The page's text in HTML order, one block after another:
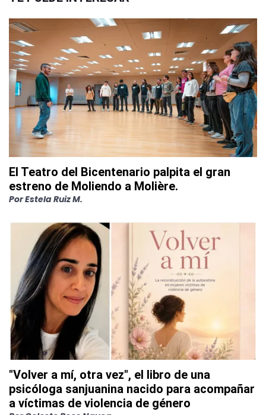
El Teatro del Bicentenario palpita el gran
estreno de Moliendo a Molière.
PorEstela Ruiz M.
"Volver a mí, otra vez", el libro de una
psicóloga sanjuanina nacido para acompañar
a víctimas de violencia de género